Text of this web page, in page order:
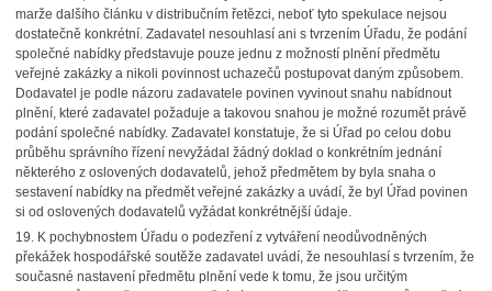
marže dalšího článku v distribučním řetězci, neboť tyto spekulace nejsou
dostatečně konkrétní. Zadavatel nesouhlasí ani s tvrzením Úřadu, že podání
společné nabídky představuje pouze jednu z možností plnění předmětu
veřejné zakázky a nikoli povinnost uchazečů postupovat daným způsobem.
Dodavatel je podle názoru zadavatele povinen vyvinout snahu nabídnout
plnění, které zadavatel požaduje a takovou snahou je možné rozumět právě
podání společné nabídky. Zadavatel konstatuje, že si Úřad po celou dobu
průběhu správního řízení nevyžádal žádný doklad o konkrétním jednání
některého z oslovených dodavatelů, jehož předmětem by byla snaha o
sestavení nabídky na předmět veřejné zakázky a uvádí, že byl Úřad povinen
si od oslovených dodavatelů vyžádat konkrétnější údaje.
19. K pochybnostem Úřadu o podezření z vytváření neodůvodněných
překážek hospodářské soutěže zadavatel uvádí, že nesouhlasí s tvrzením, že
současné nastavení předmětu plnění vede k tomu, že jsou určitým